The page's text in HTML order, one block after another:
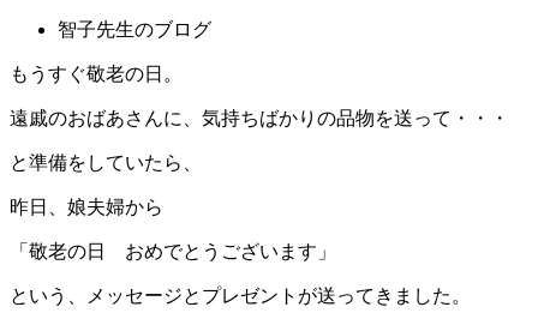
智子先生のブログ
もうすぐ敬老の日。
遠戚のおばあさんに、気持ちばかりの品物を送って・・・
と準備をしていたら、
昨日、娘夫婦から
「敬老の日 おめでとうございます」
という、メッセージとプレゼントが送ってきました。